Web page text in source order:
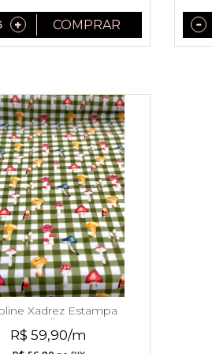
COMPRAR
Xadrez Estampa
Jardim
R$ 59,90/m